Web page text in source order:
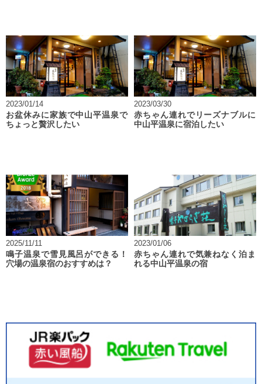
2023/01/14
お盆休みに家族で中山平温泉で
ちょっと贅沢したい
2023/03/30
赤ちゃん連れでリーズナブルに
中山平温泉に宿泊したい
2025/11/11
鳴子温泉で雪見風呂ができる！
穴場の温泉宿のおすすめは？
2023/01/06
赤ちゃん連れで気兼ねなく泊ま
れる中山平温泉の宿